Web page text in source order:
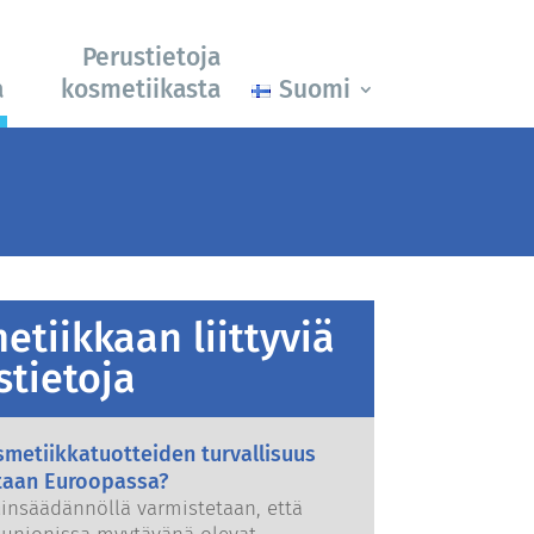
Perustietoja
kosmetiikasta
Suomi
liittyviä
turvallisuus
Euroopassa?
varmistetaan, että